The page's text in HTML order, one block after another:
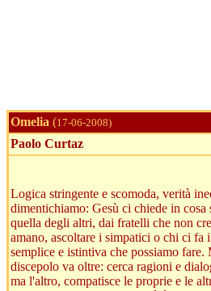
Omelia (17-06-2008)
Paolo Curtaz
Logica stringente e scomoda, verità
dimentichiamo: Gesù ci chiede in cosa
quella degli altri, dai fratelli che non
amano, ascoltare i simpatici o chi ci fa
semplice e istintiva che possiamo fare.
discepolo va oltre: cerca ragioni e
ma l'altro, compatisce le proprie e le